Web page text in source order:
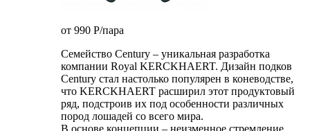
от 990 P/пара
Семейство Century – уникальная разработка
компании Royal KERCKHAERT. Дизайн подков
Century стал настолько популярен в коневодстве,
что KERCKHAERT расширил этот продуктовый
ряд, подстроив их под особенности различных
пород лошадей со всего мира.
В основе концепции – неизменное стремление